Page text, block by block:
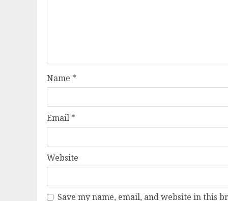
Name *
Email *
Website
Save my name, email, and website in this